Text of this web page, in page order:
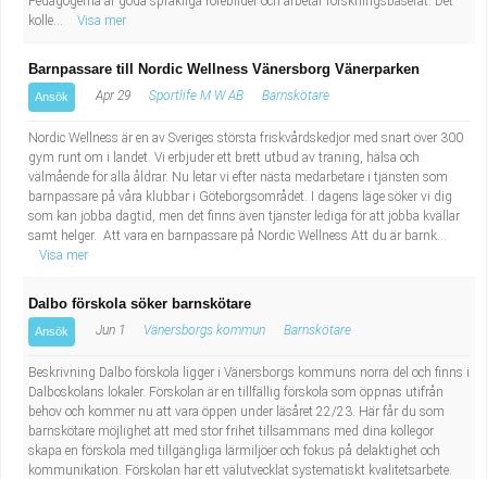
kolle...
Visa mer
Barnpassare till Nordic Wellness Vänersborg Vänerparken
Ansök Apr 29 Sportlife M W AB Barnskötare
Nordic Wellness är en av Sveriges största friskvårdskedjor med snart över 300
gym runt om i landet. Vi erbjuder ett brett utbud av träning, hälsa och
välmående för alla åldrar. Nu letar vi efter nästa medarbetare i tjänsten som
barnpassare på våra klubbar i Göteborgsområdet. I dagens läge söker vi dig
som kan jobba dagtid, men det finns även tjänster lediga för att jobba kvällar
samt helger. Att vara en barnpassare på Nordic Wellness Att du är barnk...
Visa mer
Dalbo förskola söker barnskötare
Ansök Jun 1 Vänersborgs kommun Barnskötare
Beskrivning Dalbo förskola ligger i Vänersborgs kommuns norra del och finns i
Dalboskolans lokaler. Förskolan är en tillfällig förskola som öppnas utifrån
behov och kommer nu att vara öppen under läsåret 22/23. Här får du som
barnskötare möjlighet att med stor frihet tillsammans med dina kollegor
skapa en förskola med tillgängliga lärmiljöer och fokus på delaktighet och
kommunikation. Förskolan har ett välutvecklat systematiskt kvalitetsarbete.